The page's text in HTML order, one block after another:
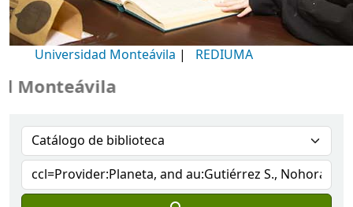
Universidad Monteávila | REDIUMA